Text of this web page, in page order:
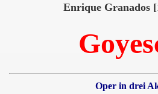
Enrique Granados
Oper in drei